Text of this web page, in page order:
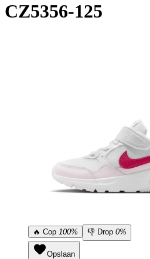
CZ5356-125
🔥 Cop 100% 👎 Drop 0%
Opslaan